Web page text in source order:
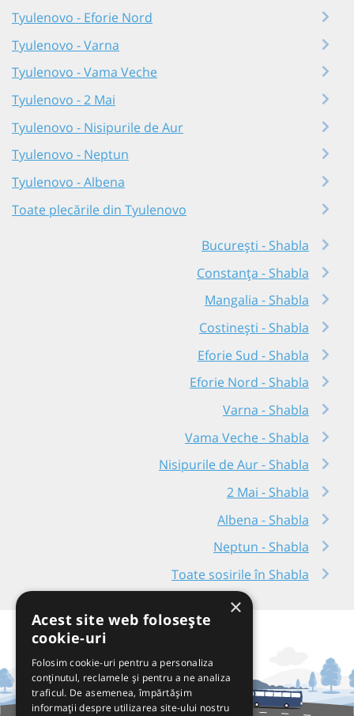
Tyulenovo - Eforie Nord
Tyulenovo - Varna
Tyulenovo - Vama Veche
Tyulenovo - 2 Mai
Tyulenovo - Nisipurile de Aur
Tyulenovo - Neptun
Tyulenovo - Albena
Toate plecările din Tyulenovo
București - Shabla
Constanța - Shabla
Mangalia - Shabla
Costinești - Shabla
Eforie Sud - Shabla
Eforie Nord - Shabla
Varna - Shabla
Vama Veche - Shabla
Nisipurile de Aur - Shabla
2 Mai - Shabla
Albena - Shabla
Neptun - Shabla
Toate sosirile în Shabla
×
Acest site web folosește
cookie-uri
Folosim cookie-uri pentru a personaliza
conținutul, reclamele și pentru a ne analiza
traficul. De asemenea, împărtășim
informații despre utilizarea site-ului nostru